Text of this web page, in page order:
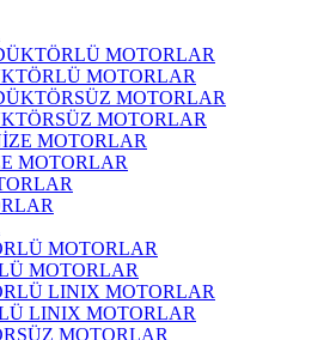
MOTORLAR
MOTORLAR
MOTORLAR
MOTORLAR
LINIX MOTORLAR